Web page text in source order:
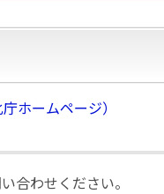
ホームページ）
合わせください。